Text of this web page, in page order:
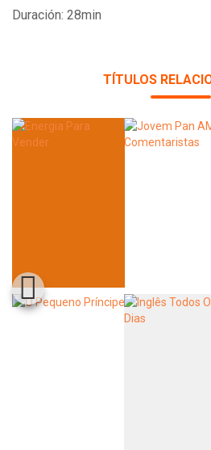
Duración: 28min
TÍTULOS